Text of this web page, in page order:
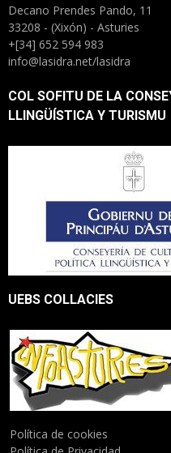
Decano Prendes Pando, 11
33208 - (Xixón) - Asturies
+[34] 652 594 983
info@lasidra.net/lasidra
COL SOFITU DE LA
LLINGÜÍSTICA Y TURISMU
UEBS COLLACIES
Política de cookies